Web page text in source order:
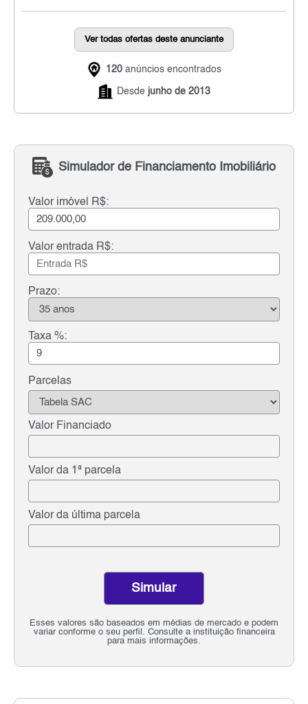
Ver todas ofertas deste anunciante
120 anúncios encontrados
Desde junho de 2013
Simulador de Financiamento Imobiliário
Valor imóvel R$:
Valor entrada R$:
Prazo:
Taxa %:
Parcelas
Valor Financiado
Valor da 1ª parcela
Valor da última parcela
Esses valores são baseados em médias de mercado e podem
variar conforme o seu perfil. Consulte a instituição financeira
para mais informações.
Simular